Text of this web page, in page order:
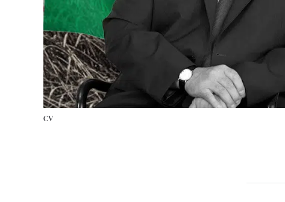
CV